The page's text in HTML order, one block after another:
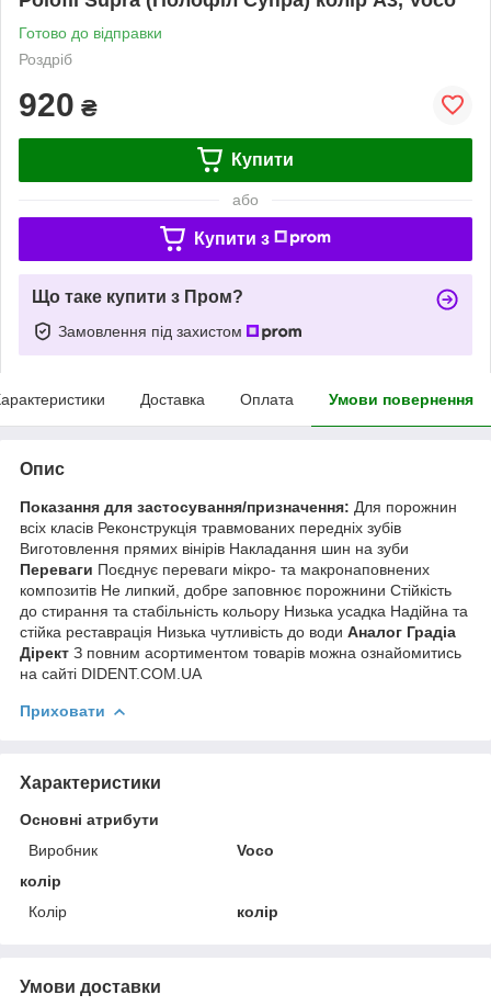
Готово до відправки
Роздріб
920 ₴
Купити
або
Купити з
Що таке купити з Пром?
Замовлення під захистом
Доставка Оплата Умови повернення
Опис
Показання для застосування/призначення: Для порожнин
всіх класів Реконструкція травмованих передніх зубів
Виготовлення прямих вінірів Накладання шин на зуби
Переваги Поєднує переваги мікро- та макронаповнених
композитів Не липкий, добре заповнює порожнини Стійкість
до стирання та стабільність кольору Низька усадка Надійна та
стійка реставрація Низька чутливість до води Аналог Градіа
Дірект З повним асортиментом товарів можна ознайомитись
на сайті DIDENT.COM.UA
Приховати
Характеристики
Основні атрибути
Виробник
Voco
колір
Колір
колір
Умови доставки